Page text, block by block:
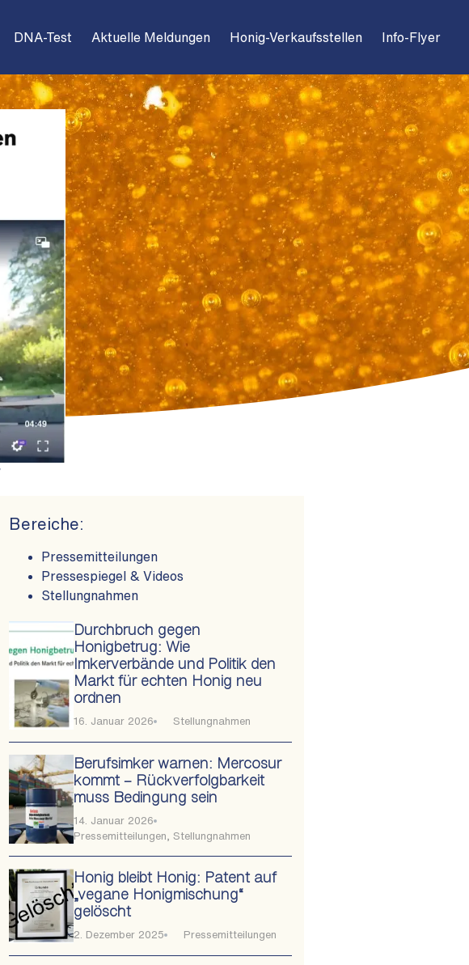
DNA-Test Aktuelle Meldungen Honig-Verkaufsstellen Info-Flyer
Bereiche:
Pressemitteilungen
Pressespiegel & Videos
Stellungnahmen
Durchbruch gegen
Honigbetrug: Wie
Imkerverbände und Politik den
Markt für echten Honig neu
ordnen
16. Januar 2026 Stellungnahmen
Berufsimker warnen: Mercosur
kommt – Rückverfolgbarkeit
muss Bedingung sein
14. Januar 2026
Pressemitteilungen ,Stellungnahmen
Honig bleibt Honig: Patent auf
„vegane Honigmischung“
gelöscht
2. Dezember 2025 Pressemitteilungen